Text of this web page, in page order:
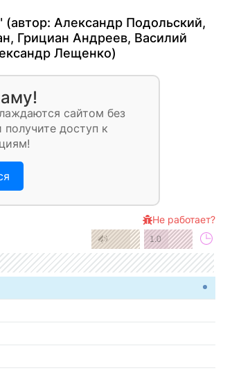
(автор: Александр Подольский,
, Грициан Андреев, Василий
Лещенко)
сайтом без
доступ к
1.0
Не работает?